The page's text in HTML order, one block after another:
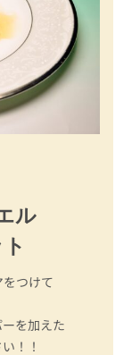
ル
つけて
を加えた
！！